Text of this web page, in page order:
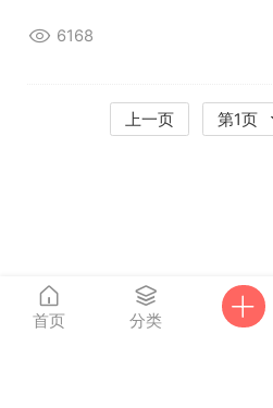
6168
上一页 第1页
首页 分类